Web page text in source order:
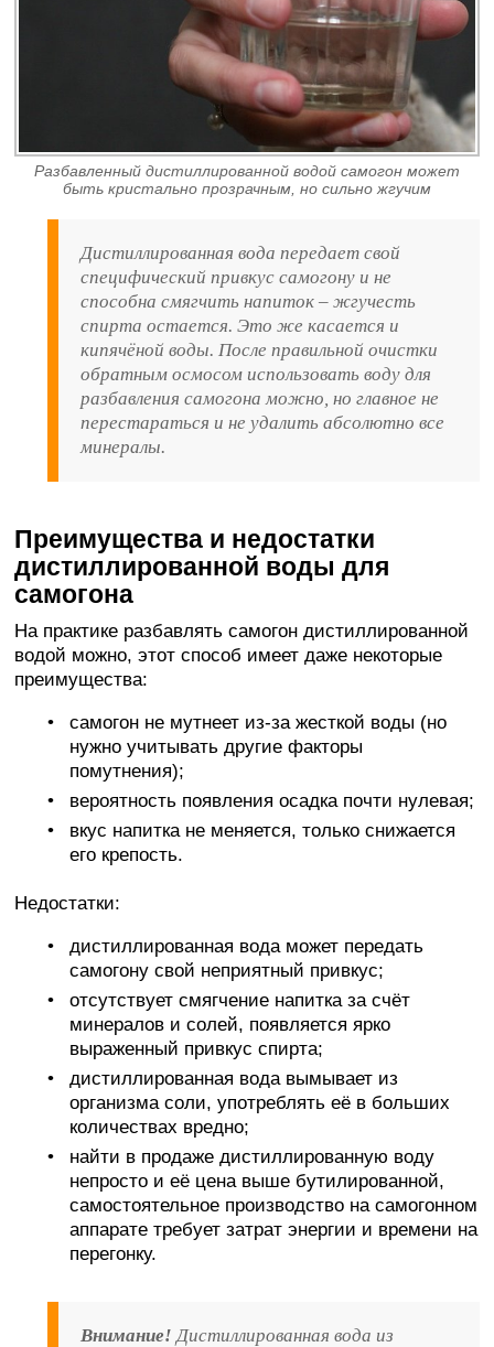
Разбавленный дистиллированной водой самогон может
быть кристально прозрачным, но сильно жгучим
Дистиллированная вода передает свой
специфический привкус самогону и не
способна смягчить напиток – жгучесть
спирта остается. Это же касается и
кипячёной воды. После правильной очистки
обратным осмосом использовать воду для
разбавления самогона можно, но главное не
перестараться и не удалить абсолютно все
минералы.
Преимущества и недостатки
дистиллированной воды для
самогона
На практике разбавлять самогон дистиллированной
водой можно, этот способ имеет даже некоторые
преимущества:
самогон не мутнеет из-за жесткой воды (но
нужно учитывать другие факторы
помутнения);
вероятность появления осадка почти нулевая;
вкус напитка не меняется, только снижается
его крепость.
Недостатки:
дистиллированная вода может передать
самогону свой неприятный привкус;
отсутствует смягчение напитка за счёт
минералов и солей, появляется ярко
выраженный привкус спирта;
дистиллированная вода вымывает из
организма соли, употреблять её в больших
количествах вредно;
найти в продаже дистиллированную воду
непросто и её цена выше бутилированной,
самостоятельное производство на самогонном
аппарате требует затрат энергии и времени на
перегонку.
Внимание! Дистиллированная вода из